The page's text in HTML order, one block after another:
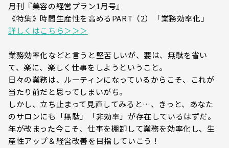
月刊『美容の経営プラン1月号』
《特集》時間生産性を高めるPART（2）「業務効率化」
詳しくはこちら＞＞＞
業務効率化などと言うと堅苦しいが、要は、無駄を省い
て、楽に、楽しく仕事をしようということ。
日々の業務は、ルーティンになっているからこそ、これが
当たり前だと思ってしまいがち。
しかし、立ち止まって見直してみると…、きっと、あなた
のサロンにも「無駄」「非効率」が存在しているはずだ。
年が改まった今こそ、仕事を棚卸して業務を効率化し、生
産性アップ＆経営改善を目指していこう！